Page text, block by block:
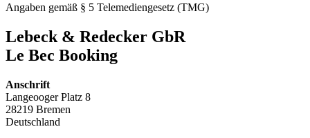
Angaben gemäß § 5 Telemediengesetz (TMG)
Lebeck & Redecker GbR
Le Bec Booking
Anschrift
Langeooger Platz 8
28219 Bremen
Deutschland